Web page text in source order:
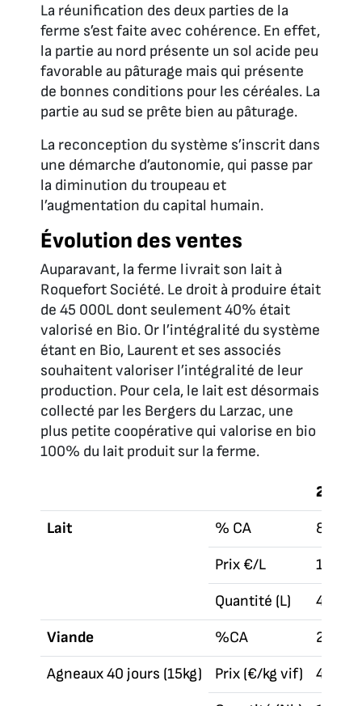
La réunification des deux parties de la
ferme s’est faite avec cohérence. En effet,
la partie au nord présente un sol acide peu
favorable au pâturage mais qui présente
de bonnes conditions pour les céréales. La
partie au sud se prête bien au pâturage.
La reconception du système s’inscrit dans
une démarche d’autonomie, qui passe par
la diminution du troupeau et
l’augmentation du capital humain.
Évolution des ventes
Auparavant, la ferme livrait son lait à
Roquefort Société. Le droit à produire était
de 45 000L dont seulement 40% était
valorisé en Bio. Or l’intégralité du système
étant en Bio, Laurent et ses associés
souhaitent valoriser l’intégralité de leur
production. Pour cela, le lait est désormais
collecté par les Bergers du Larzac, une
plus petite coopérative qui valorise en bio
100% du lait produit sur la ferme.
2014
Lait
% CA
80
Prix €/L
1,02
Quantité (L)
45 000
Viande
%CA
20
Agneaux 40 jours (15kg)
Prix (€/kg vif)
4,3